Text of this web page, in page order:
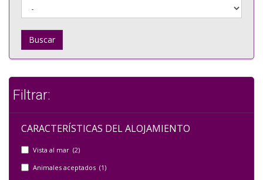
Buscar
Filtrar:
CARACTERÍSTICAS DEL ALOJAMIENTO
Vista al mar (2)
Animales aceptados (1)